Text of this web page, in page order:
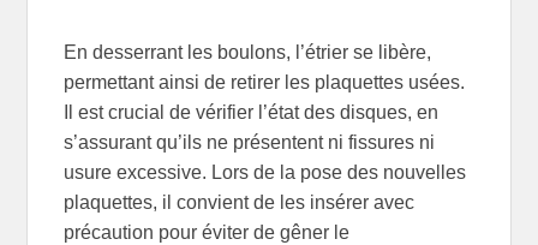
En desserrant les boulons, l’étrier se libère,
permettant ainsi de retirer les plaquettes usées.
Il est crucial de vérifier l’état des disques, en
s’assurant qu’ils ne présentent ni fissures ni
usure excessive. Lors de la pose des nouvelles
plaquettes, il convient de les insérer avec
précaution pour éviter de gêner le